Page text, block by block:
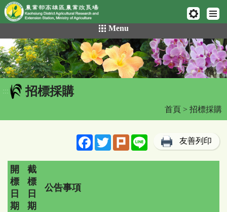
網頁置頂
到
主
要
內
容
區
Menu
::: 招標採購
首頁 > 招標採購
FacebookTwitterPlurk Line 友善列印
開
標
日
期
截
標
日
期
公告事項